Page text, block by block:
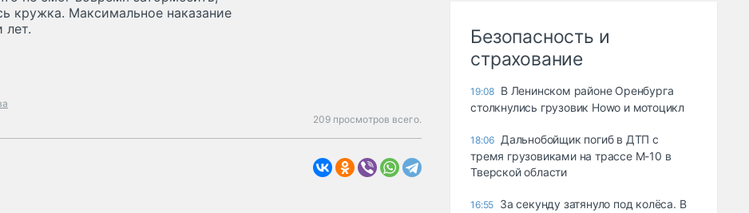
кружка. Максимальное наказание
лет.
209 просмотров всего.
Безопасность и
страхование
19:08 В Ленинском районе Оренбурга
столкнулись грузовик Howo и мотоцикл
18:06 Дальнобойщик погиб в ДТП с
тремя грузовиками на трассе М-10 в
Тверской области
16:55 За секунду затянуло под колёса. В